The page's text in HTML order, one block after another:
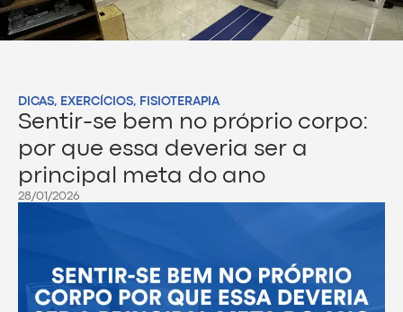
DICAS, EXERCÍCIOS, FISIOTERAPIA
Sentir-se bem no próprio corpo:
por que essa deveria ser a
principal meta do ano
28/01/2026